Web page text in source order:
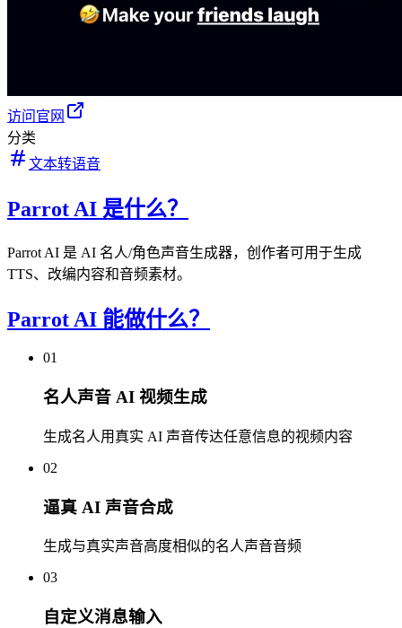
访问官网
分类
文本转语音
Parrot AI 是什么？
Parrot AI 是 AI 名人/角色声音生成器，创作者可用于生成
TTS、改编内容和音频素材。
Parrot AI 能做什么？
01
名人声音 AI 视频生成
生成名人用真实 AI 声音传达任意信息的视频内容
02
逼真 AI 声音合成
生成与真实声音高度相似的名人声音音频
03
自定义消息输入